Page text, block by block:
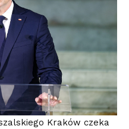
Kraków czeka